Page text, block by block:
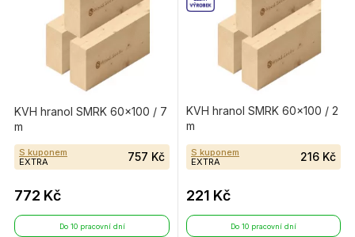
KVH hranol SMRK 60×100 / 7
m
S kuponem
EXTRA
757 Kč
772 Kč
Do 10 pracovní dní
KVH hranol SMRK 60×100 / 2
m
S kuponem
EXTRA
216 Kč
221 Kč
Do 10 pracovní dní